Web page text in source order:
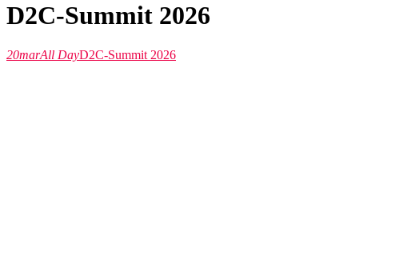
D2C-Summit 2026
20marAll DayD2C-Summit 2026